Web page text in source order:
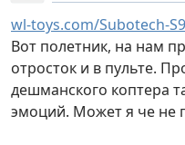
wl-toys.com/Subotech-
Вот полетник, на нам
отросток и в пульте.
дешманского коптера
эмоций. Может я че не